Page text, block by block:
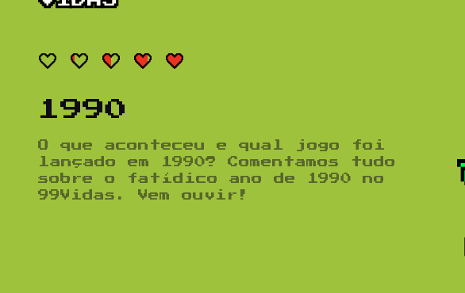
1990
O que aconteceu e qual jogo foi
lançado em 1990? Comentamos tudo
sobre o fatídico ano de 1990 no
99Vidas. Vem ouvir!